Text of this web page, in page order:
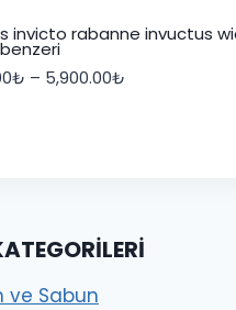
invicto rabanne invuctus
₺ – 5,900.00₺Fiyat
ve Sabun